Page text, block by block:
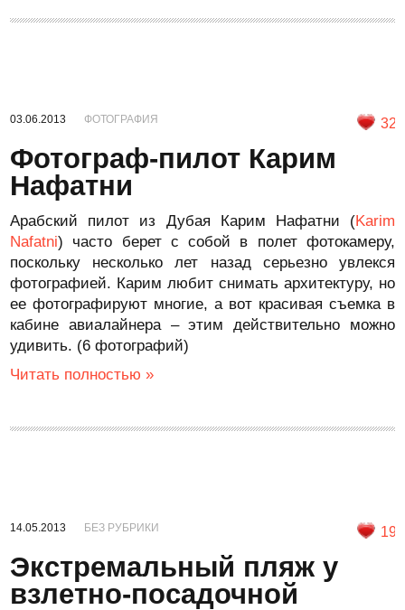
03.06.2013 ФОТОГРАФИЯ 32
Фотограф-пилот Карим
Нафатни
Арабский пилот из Дубая Карим Нафатни (Karim
Nafatni) часто берет с собой в полет фотокамеру,
поскольку несколько лет назад серьезно увлекся
фотографией. Карим любит снимать архитектуру, но
ее фотографируют многие, а вот красивая съемка в
кабине авиалайнера – этим действительно можно
удивить. (6 фотографий)
Читать полностью »
14.05.2013 БЕЗ РУБРИКИ 19
Экстремальный пляж у
взлетно-посадочной